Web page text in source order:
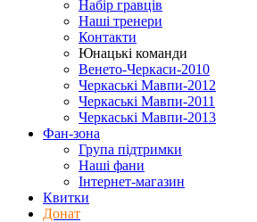
Набір гравців
Наші тренери
Контакти
Юнацькі команди
Венето-Черкаси-2010
Черкаські Мавпи-2012
Черкаські Мавпи-2011
Черкаські Мавпи-2013
Фан-зона
Група підтримки
Наші фани
Інтернет-магазин
Квитки
Донат